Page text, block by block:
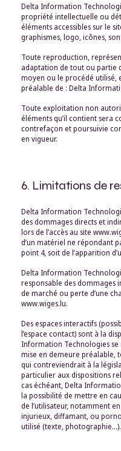
Delta Information
propriété intellectuelle ou
éléments accessibles sur le
graphismes, logo, icônes,
Toute reproduction,
adaptation de tout ou partie
moyen ou le procédé utilisé,
préalable de : Delta
Toute exploitation non
éléments qu’il contient sera
contrefaçon et poursuivie
en vigueur.
6. Limitations de
Delta Information
des dommages directs et
lors de l’accès au site
d’un matériel ne répondant
point 4, soit de l’apparition
Delta Information
responsable des dommages
de marché ou perte d’une
www.wiges.lu.
Des espaces interactifs
l’espace contact) sont à la
Information Technologies se
mise en demeure préalable,
qui contreviendrait à la
particulier aux dispositions
cas échéant, Delta
la possibilité de mettre en
de l’utilisateur, notamment
injurieux, diffamant, ou
utilisé (texte, photographie…).